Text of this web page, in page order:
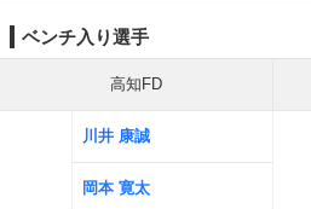
ベンチ入り選手
高知FD
川井 康誠
岡本 寛太